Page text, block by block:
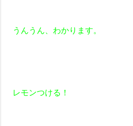
うんうん、わかります。
レモンつける！